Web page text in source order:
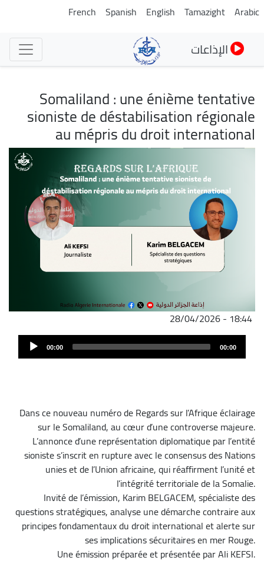
تجاوز
Arabic
Tamazight
English
Spanish
French
الإذاعات
Somaliland : une énième tentative
sioniste de déstabilisation régionale
au mépris du droit international
الصورة
28/04/2026 - 18:44
ملف
الصوت
00:00 00:00
Dans ce nouveau numéro de Regards sur l’Afrique éclairage
sur le Somaliland, au cœur d’une controverse majeure.
L’annonce d’une représentation diplomatique par l’entité
sioniste s’inscrit en rupture avec le consensus des Nations
unies et de l’Union africaine, qui réaffirment l’unité et
l’intégrité territoriale de la Somalie.
Invité de l’émission, Karim BELGACEM, spécialiste des
questions stratégiques, analyse une démarche contraire aux
principes fondamentaux du droit international et alerte sur
ses implications sécuritaires en mer Rouge.
Une émission préparée et présentée par Ali KEFSI.